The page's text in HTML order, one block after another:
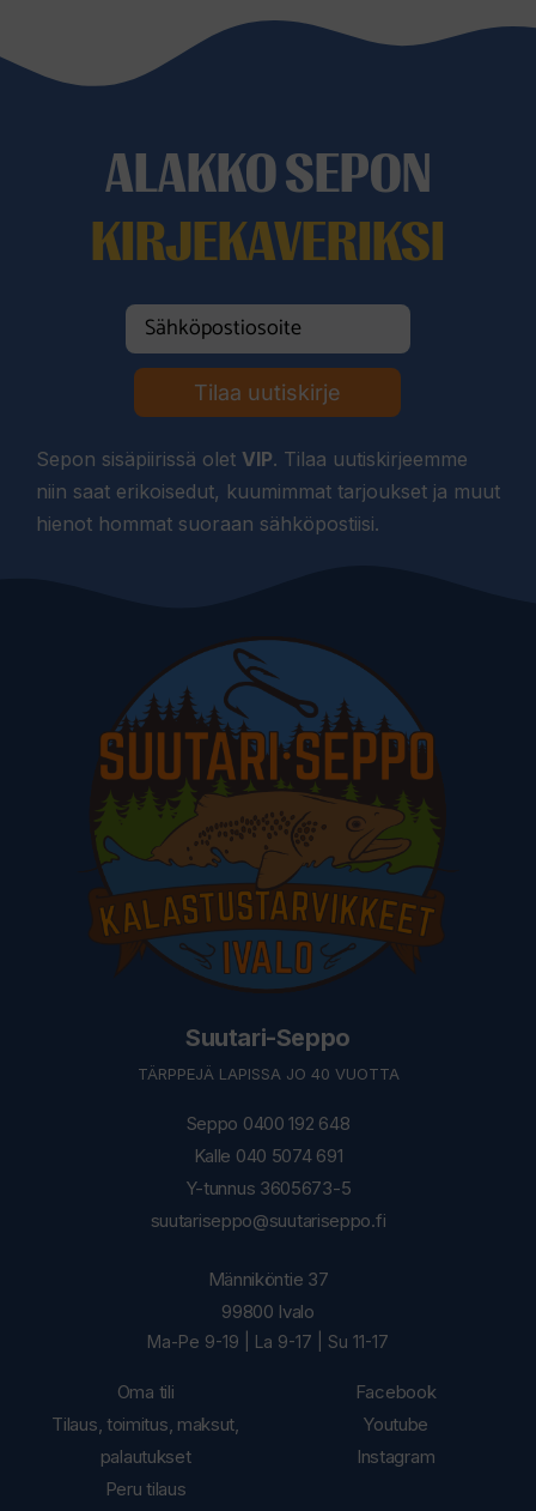
ALAKKO SEPON
KIRJEKAVERIKSI
Tilaa uutiskirje
Sepon sisäpiirissä olet VIP. Tilaa uutiskirjeemme
niin saat erikoisedut, kuumimmat tarjoukset ja muut
hienot hommat suoraan sähköpostiisi.
Suutari-Seppo
TÄRPPEJÄ LAPISSA JO 40 VUOTTA
Seppo 0400 192 648
Kalle 040 5074 691
Y-tunnus 3605673-5
suutariseppo@suutariseppo.fi
Oma tili
Tilaus, toimitus, maksut,
palautukset
Peru tilaus
Männiköntie 37
99800 Ivalo
Ma-Pe 9-19 | La 9-17 | Su 11-17
Facebook
Youtube
Instagram